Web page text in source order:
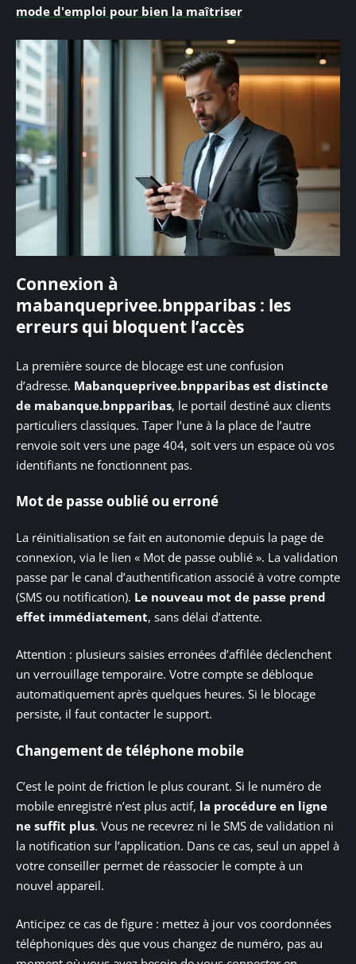
mode d'emploi pour bien la maîtriser
Connexion à
mabanqueprivee.bnpparibas : les
erreurs qui bloquent l’accès
La première source de blocage est une confusion
d’adresse. Mabanqueprivee.bnpparibas est distincte
de mabanque.bnpparibas, le portail destiné aux clients
particuliers classiques. Taper l’une à la place de l’autre
renvoie soit vers une page 404, soit vers un espace où vos
identifiants ne fonctionnent pas.
Mot de passe oublié ou erroné
La réinitialisation se fait en autonomie depuis la page de
connexion, via le lien « Mot de passe oublié ». La validation
passe par le canal d’authentification associé à votre compte
(SMS ou notification). Le nouveau mot de passe prend
effet immédiatement, sans délai d’attente.
Attention : plusieurs saisies erronées d’affilée déclenchent
un verrouillage temporaire. Votre compte se débloque
automatiquement après quelques heures. Si le blocage
persiste, il faut contacter le support.
Changement de téléphone mobile
C’est le point de friction le plus courant. Si le numéro de
mobile enregistré n’est plus actif, la procédure en ligne
ne suffit plus. Vous ne recevrez ni le SMS de validation ni
la notification sur l’application. Dans ce cas, seul un appel à
votre conseiller permet de réassocier le compte à un
nouvel appareil.
Anticipez ce cas de figure : mettez à jour vos coordonnées
téléphoniques dès que vous changez de numéro, pas au